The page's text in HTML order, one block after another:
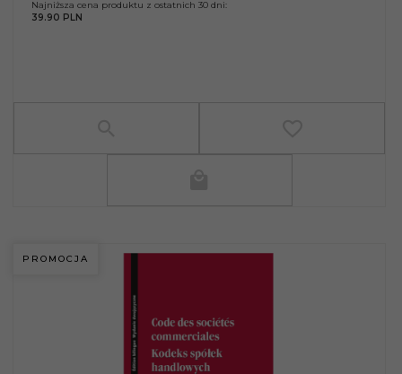
Najniższa cena produktu z ostatnich 30 dni:
39.90 PLN
PROMOCJA